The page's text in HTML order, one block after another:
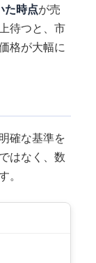
た時点が売
待つと、市
格が大幅に
確な基準を
はなく、数